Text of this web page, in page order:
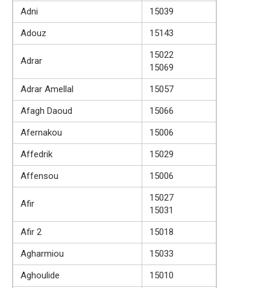
Adni
15039
Adouz
15143
Adrar
15022
15069
Adrar Amellal
15057
Afagh Daoud
15066
Afernakou
15006
Affedrik
15029
Affensou
15006
Afir
15027
15031
Afir 2
15018
Agharmiou
15033
Aghoulide
15010